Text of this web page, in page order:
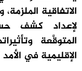
الاتفاقية
لإعداد كشف
المتوقَّعة
الإقليمية في